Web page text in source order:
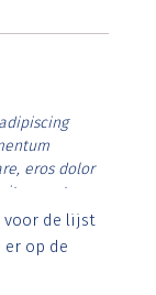
eros dolor
erat.
lorem
posuere.
voor de lijst
er op de